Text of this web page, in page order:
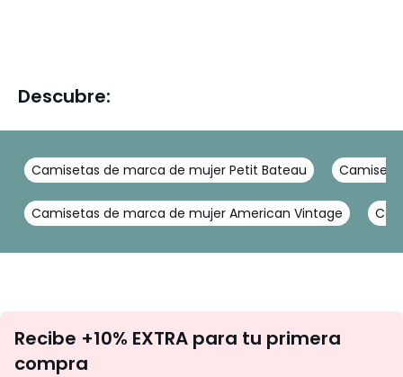
Descubre:
Camisetas de marca de mujer Petit Bateau
Camisetas de marca de mujer American Vintage
te
Recibe +10% EXTRA para tu primera
compra